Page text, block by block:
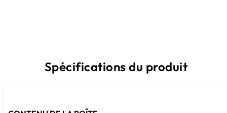
Spécifications du produit